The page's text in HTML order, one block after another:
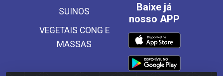
SUINOS
VEGETAIS CONG E
MASSAS
Baixe já
nosso APP